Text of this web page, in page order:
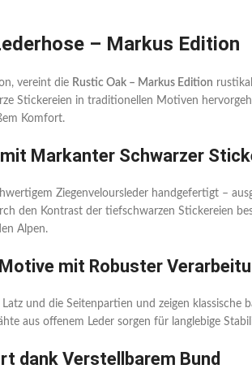
– Markus Edition
vereint die Rustic Oak – Markus Edition
Stickereien in traditionellen Motiven
Komfort.
Markanter Schwarzer
Ziegenveloursleder handgefertigt –
den Kontrast der tiefschwarzen Stickereien
Alpen.
mit Robuster
und die Seitenpartien und zeigen
aus offenem Leder sorgen für langlebige
dank Verstellbarem Bund